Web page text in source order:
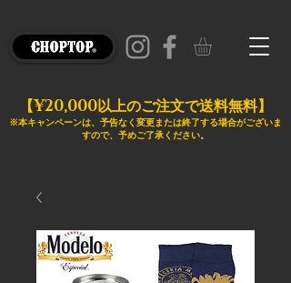
【¥20,000以上のご注文で送料無料】
※本キャンペーンは、予告なく変更または終了する場合がございま
すので、予めご了承ください。